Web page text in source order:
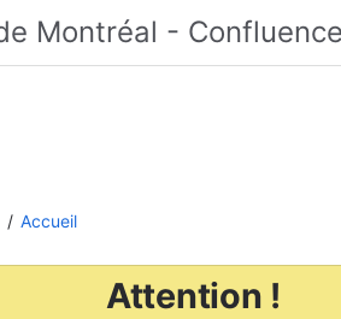
Accueil
Attention !